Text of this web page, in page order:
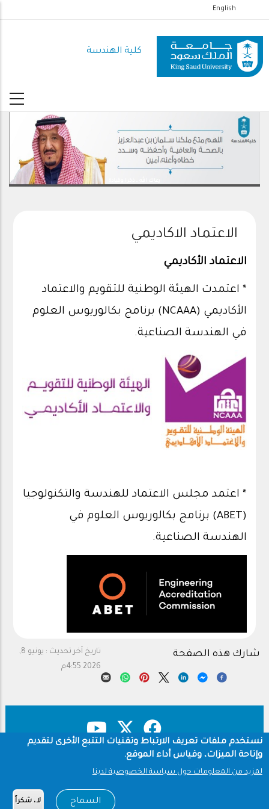
إلى
المحتوى
الرئيسي
English
كلية الهندسة
الاعتماد الاكاديمي
الاعتماد الأكاديمي
* اعتمدت الهيئة الوطنية للتقويم والاعتماد
الأكاديمي (NCAAA) برنامج بكالوريوس العلوم
في الهندسة الصناعية.
* اعتمد مجلس الاعتماد للهندسة والتكنولوجيا
(ABET) برنامج بكالوريوس العلوم في
الهندسة الصناعية.
تاريخ آخر تحديث :
يونيو 8,
2026 4:55م
شارك هذه الصفحة
Footer
نستخدم ملفات تعريف الارتباط وتقنيات التتبع الأخرى لتقديم
وإتاحة الميزات، وقياس أداء الموقع.
لمزيد من المعلومات حول سياسة الخصوصية لدينا
السماح لا، شكراً